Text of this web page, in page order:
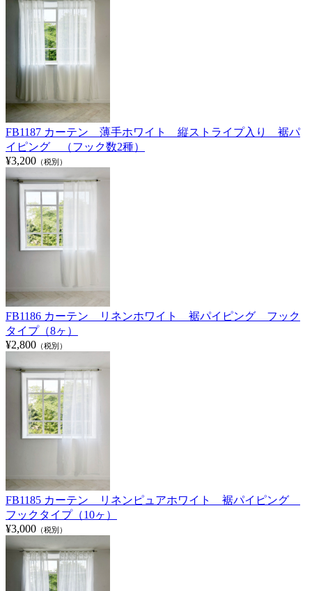
FB1187 カーテン 薄手ホワイト 縦ストライプ入り 裾パ
イピング （フック数2種）
¥3,200 （税別）
FB1186 カーテン リネンホワイト 裾パイピング フック
タイプ（8ヶ）
¥2,800 （税別）
FB1185 カーテン リネンピュアホワイト 裾パイピング
フックタイプ（10ヶ）
¥3,000 （税別）